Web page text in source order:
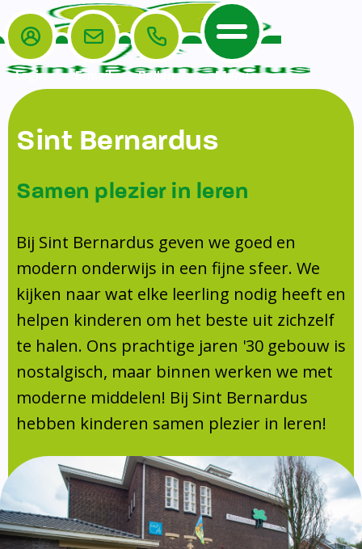
Home
De School
Veiligheidsplan
Onderwijs
Leerlingenraad
Leerlingenzorg
Doorstroomtoets
Jeugdprofessional op school
Centrum Jeugd en Gezin
Schoollogopedie
schoolondersteuningsprofiel
Schooltijden
Absentie
Vakanties
Aanmelden
Schoolgids
Gezonde school
Kinderopvang
Het Team
Ouders
Ouders
TussenSchoolse Opvang (TSO)
Ouderraad (OR)
Medezeggenschapsraad (MR)
Formulieren
Klachtenregeling
Contact
Login E-mail Bellen Menu
Sint Bernardus
Samen plezier in leren
Bij Sint Bernardus geven we goed en
modern onderwijs in een fijne sfeer. We
kijken naar wat elke leerling nodig heeft en
helpen kinderen om het beste uit zichzelf
te halen. Ons prachtige jaren '30 gebouw is
nostalgisch, maar binnen werken we met
moderne middelen! Bij Sint Bernardus
hebben kinderen samen plezier in leren!